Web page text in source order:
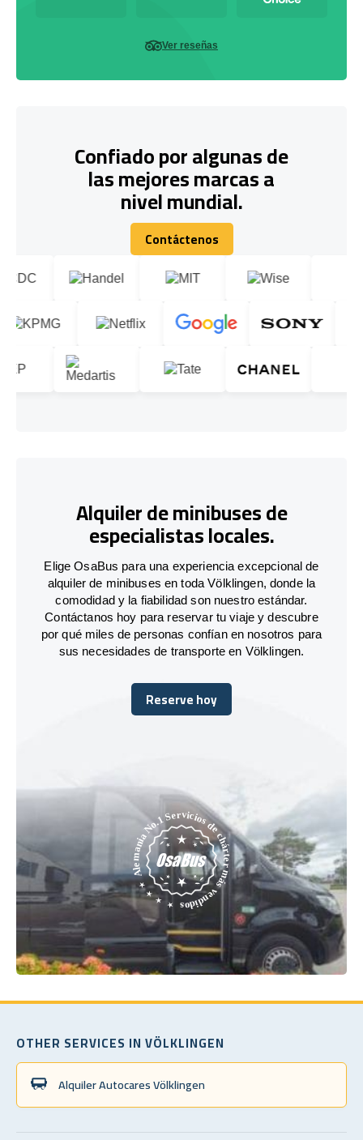
Ver reseñas
Confiado por algunas de
las mejores marcas a
nivel mundial.
Contáctenos
Contáctenos
Alquiler de minibuses de
especialistas locales.
Elige OsaBus para una experiencia excepcional de
alquiler de minibuses en toda Völklingen, donde la
comodidad y la fiabilidad son nuestro estándar.
Contáctanos hoy para reservar tu viaje y descubre
por qué miles de personas confían en nosotros para
sus necesidades de transporte en Völklingen.
Reserve hoy
Reserve hoy
OTHER SERVICES IN VÖLKLINGEN
Alquiler Autocares Völklingen